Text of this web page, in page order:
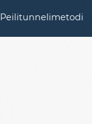
Peilitunnelimetodi